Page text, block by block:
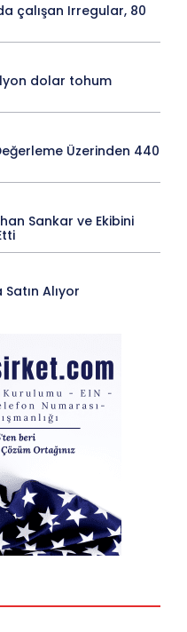
çalışan Irregular, 80
dolar tohum
Üzerinden 440
Sankar ve Ekibini
Alıyor